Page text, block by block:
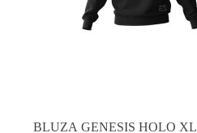
BLUZA GENESIS HOLO XL